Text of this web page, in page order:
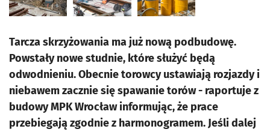
Tarcza skrzyżowania ma już nową podbudowę.
Powstały nowe studnie, które służyć będą
odwodnieniu. Obecnie torowcy ustawiają rozjazdy i
niebawem zacznie się spawanie torów - raportuje z
budowy MPK Wrocław informując, że prace
przebiegają zgodnie z harmonogramem. Jeśli dalej